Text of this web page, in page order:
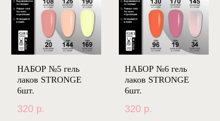
НАБОР №5 гель
лаков STRONGE
6шт.
320 р.
НАБОР №6 гель
лаков STRONGE
6шт.
320 р.